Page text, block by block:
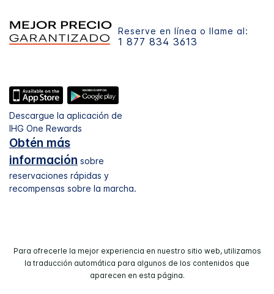
Reserve en línea o llame al:
1 877 834 3613
Descargue la aplicación de
IHG One Rewards
Obtén más
información sobre
reservaciones rápidas y
recompensas sobre la marcha.
Para ofrecerle la mejor experiencia en nuestro sitio web, utilizamos
la traducción automática para algunos de los contenidos que
aparecen en esta página.